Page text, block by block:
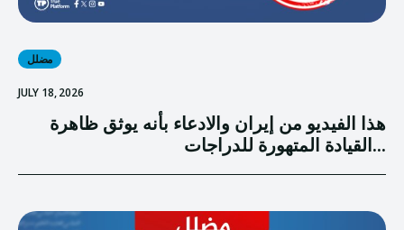
مضلل
JULY 18, 2026
هذا الفيديو من إيران والادعاء بأنه يوثق ظاهرة
القيادة المتهورة للدراجات...